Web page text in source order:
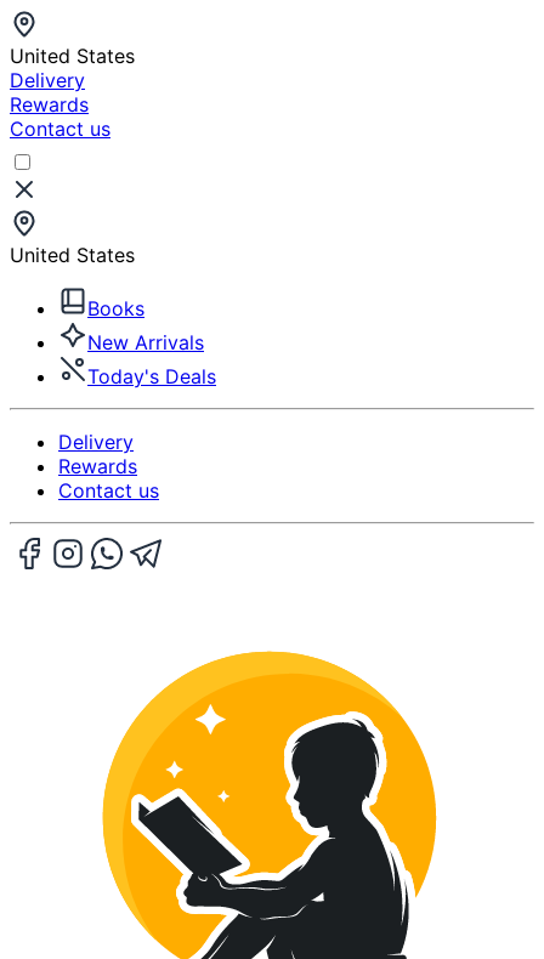
United States
Delivery
Rewards
Contact us
United States
Books
New Arrivals
Today's Deals
Delivery
Rewards
Contact us